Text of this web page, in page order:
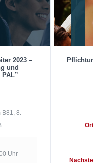
2023 –
und
B81, 8.
Uhr